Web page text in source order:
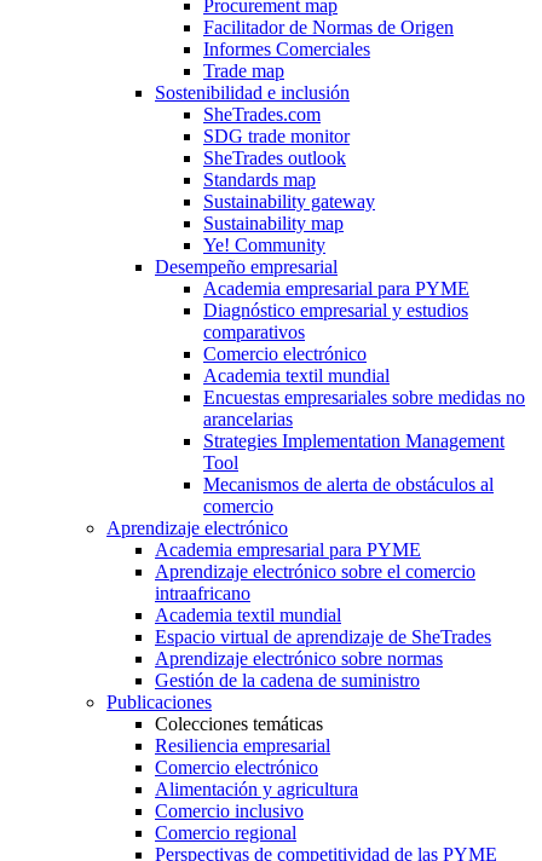
Procurement map
Facilitador de Normas de Origen
Informes Comerciales
Trade map
Sostenibilidad e inclusión
SheTrades.com
SDG trade monitor
SheTrades outlook
Standards map
Sustainability gateway
Sustainability map
Ye! Community
Desempeño empresarial
Academia empresarial para PYME
Diagnóstico empresarial y estudios
comparativos
Comercio electrónico
Academia textil mundial
Encuestas empresariales sobre medidas no
arancelarias
Strategies Implementation Management
Tool
Mecanismos de alerta de obstáculos al
comercio
Aprendizaje electrónico
Academia empresarial para PYME
Aprendizaje electrónico sobre el comercio
intraafricano
Academia textil mundial
Espacio virtual de aprendizaje de SheTrades
Aprendizaje electrónico sobre normas
Gestión de la cadena de suministro
Publicaciones
Colecciones temáticas
Resiliencia empresarial
Comercio electrónico
Alimentación y agricultura
Comercio inclusivo
Comercio regional
Perspectivas de competitividad de las PYME